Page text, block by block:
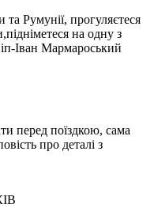
Румунії, прогуляєтеся
на одну з
Іван Мармароський
перед поїздкою, сама
про деталі з